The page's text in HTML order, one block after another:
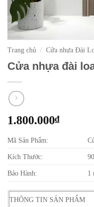
Trang chủ / Cửa nhựa Đài
Cửa nhựa đài
1.800.000₫
Mã Sản Phẩm:
Kích Thước:
Bảo Hành: 1
THÔNG TIN SẢN PHẨM